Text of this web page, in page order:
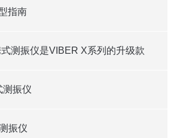
指南
测振仪是VIBER X系列的升级款
测振仪
振仪